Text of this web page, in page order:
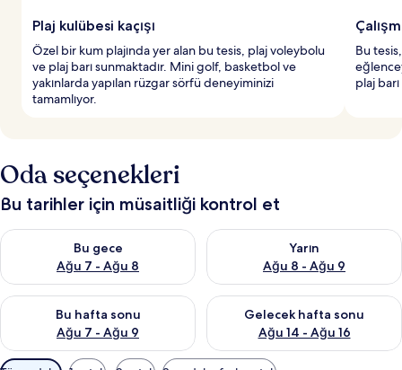
e
r
Plaj kulübesi kaçışı
Özel bir kum plajında yer alan bu tesis, plaj voleybolu
ve plaj barı sunmaktadır. Mini golf, basketbol ve
yakınlarda yapılan rüzgar sörfü deneyiminizi
tamamlıyor.
Bu
plaj
Oda seçenekleri
Bu tarihler için müsaitliği kontrol et
Bu gece
Ağu 7 - Ağu 8
Bu gece için müsaitliği kontrol et Ağu 7 - Ağu 8
Yarın
Ağu 8 - Ağu 9
Yarın için müsaitliği kontrol
Bu hafta sonu
Ağu 7 - Ağu 9
Bu hafta sonu için müsaitliği kontrol et Ağu 7 - Ağu 9
Gelecek hafta sonu
Ağu 14 - Ağu 16
Önümüzdeki hafta sonu için